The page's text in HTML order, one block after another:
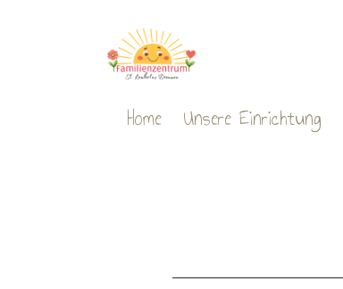
Home Unsere Einrichtung